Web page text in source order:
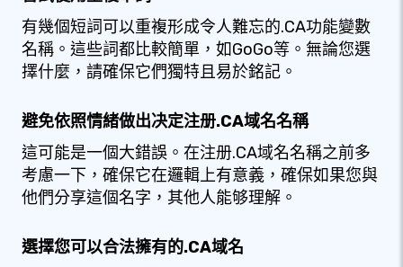
有幾個短詞可以重複形成令人難忘的.CA功能變數
名稱。這些詞都比較簡單，如GoGo等。無論您選
擇什麼，請確保它們獨特且易於銘記。
避免依照情緒做出决定注册.CA域名名稱
這可能是一個大錯誤。在注册.CA域名名稱之前多
考慮一下，確保它在邏輯上有意義，確保如果您與
他們分享這個名字，其他人能够理解。
選擇您可以合法擁有的.CA域名